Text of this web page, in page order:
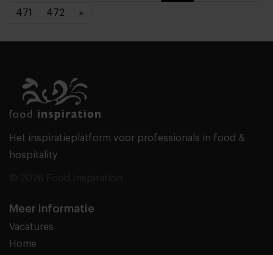
471 472 »
Het inspiratieplatform voor professionals in food &
hospitality
Meer informatie
Vacatures
Home